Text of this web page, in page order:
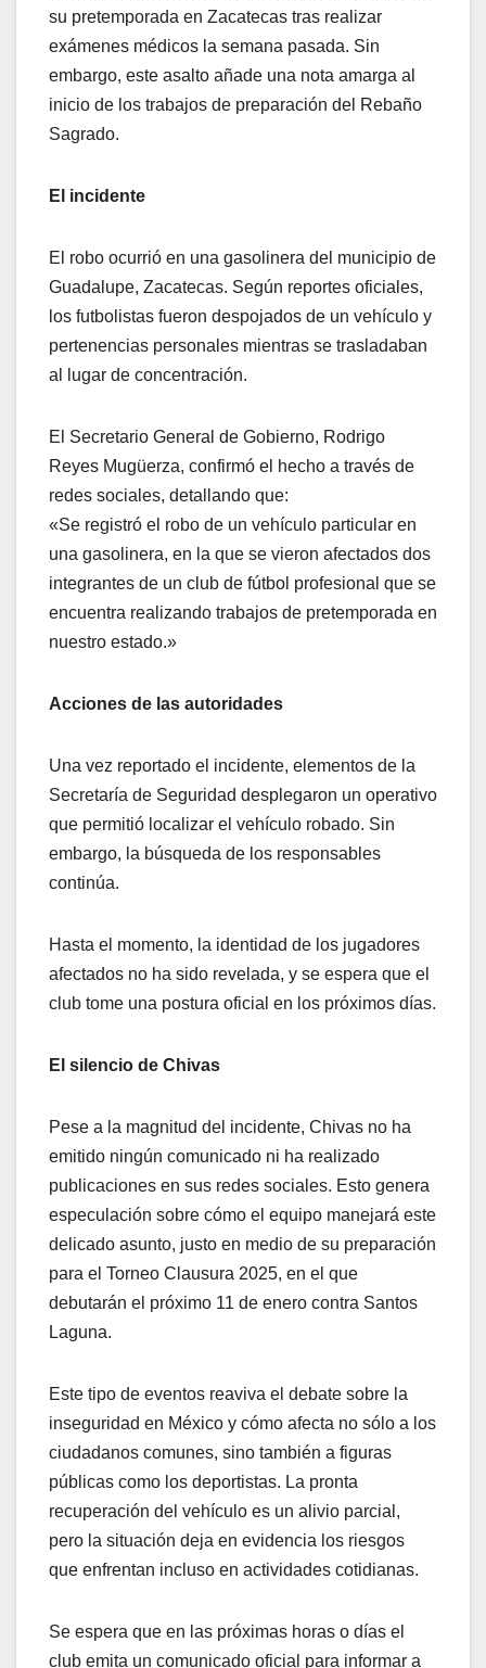
su pretemporada en Zacatecas tras realizar
exámenes médicos la semana pasada. Sin
embargo, este asalto añade una nota amarga al
inicio de los trabajos de preparación del Rebaño
Sagrado.
El incidente
El robo ocurrió en una gasolinera del municipio de
Guadalupe, Zacatecas. Según reportes oficiales,
los futbolistas fueron despojados de un vehículo y
pertenencias personales mientras se trasladaban
al lugar de concentración.
El Secretario General de Gobierno, Rodrigo
Reyes Mugüerza, confirmó el hecho a través de
redes sociales, detallando que:
«Se registró el robo de un vehículo particular en
una gasolinera, en la que se vieron afectados dos
integrantes de un club de fútbol profesional que se
encuentra realizando trabajos de pretemporada en
nuestro estado.»
Acciones de las autoridades
Una vez reportado el incidente, elementos de la
Secretaría de Seguridad desplegaron un operativo
que permitió localizar el vehículo robado. Sin
embargo, la búsqueda de los responsables
continúa.
Hasta el momento, la identidad de los jugadores
afectados no ha sido revelada, y se espera que el
club tome una postura oficial en los próximos días.
El silencio de Chivas
Pese a la magnitud del incidente, Chivas no ha
emitido ningún comunicado ni ha realizado
publicaciones en sus redes sociales. Esto genera
especulación sobre cómo el equipo manejará este
delicado asunto, justo en medio de su preparación
para el Torneo Clausura 2025, en el que
debutarán el próximo 11 de enero contra Santos
Laguna.
Este tipo de eventos reaviva el debate sobre la
inseguridad en México y cómo afecta no sólo a los
ciudadanos comunes, sino también a figuras
públicas como los deportistas. La pronta
recuperación del vehículo es un alivio parcial,
pero la situación deja en evidencia los riesgos
que enfrentan incluso en actividades cotidianas.
Se espera que en las próximas horas o días el
club emita un comunicado oficial para informar a